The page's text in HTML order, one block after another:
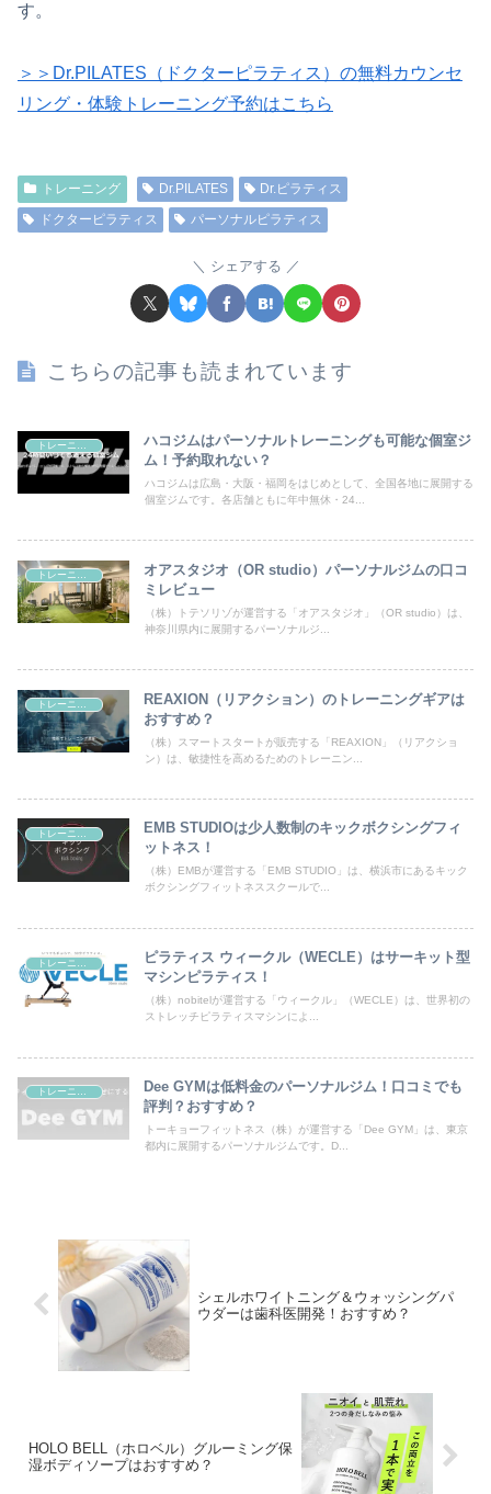
す。
＞＞Dr.PILATES（ドクターピラティス）の無料カウンセ
リング・体験トレーニング予約はこちら
トレーニング Dr.PILATES
Dr.ピラティス
ドクターピラティス
パーソナルピラティス
シェアする
こちらの記事も読まれています
ハコジムはパーソナルトレーニングも可能な個室ジ
ム！予約取れない？
ハコジムは広島・大阪・福岡をはじめとして、全国各地に展開する
個室ジムです。各店舗ともに年中無休・24...
オアスタジオ（OR studio）パーソナルジムの口コ
ミレビュー
（株）トテソリゾが運営する「オアスタジオ」（OR studio）は、
神奈川県内に展開するパーソナルジ...
REAXION（リアクション）のトレーニングギアは
おすすめ？
（株）スマートスタートが販売する「REAXION」（リアクショ
ン）は、敏捷性を高めるためのトレーニン...
EMB STUDIOは少人数制のキックボクシングフィ
ットネス！
（株）EMBが運営する「EMB STUDIO」は、横浜市にあるキック
ボクシングフィットネススクールで...
ピラティス ウィークル（WECLE）はサーキット型
マシンピラティス！
（株）nobitelが運営する「ウィークル」（WECLE）は、世界初の
ストレッチピラティスマシンによ...
トレーニング
Dee GYMは低料金のパーソナルジム！口コミでも
評判？おすすめ？
トーキョーフィットネス（株）が運営する「Dee GYM」は、東京
都内に展開するパーソナルジムです。D...
シェルホワイトニング＆ウォッシングパ
ウダーは歯科医開発！おすすめ？
HOLO BELL（ホロベル）グルーミング保
湿ボディソープはおすすめ？